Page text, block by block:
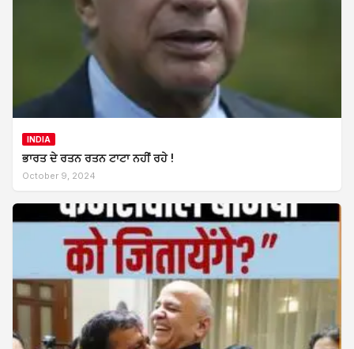
INDIA
ਭਾਰਤ ਦੇ ਰਤਨ ਰਤਨ ਟਾਟਾ ਨਹੀਂ ਰਹੇ !
October 9, 2024